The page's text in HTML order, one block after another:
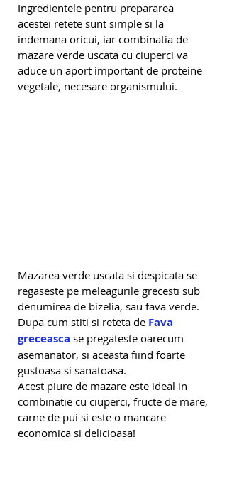
Ingredientele pentru prepararea
acestei retete sunt simple si la
indemana oricui, iar combinatia de
mazare verde uscata cu ciuperci va
aduce un aport important de proteine
vegetale, necesare organismului.
Mazarea verde uscata si despicata se
regaseste pe meleagurile grecesti sub
denumirea de bizelia, sau fava verde.
Dupa cum stiti si reteta de Fava
greceasca se pregateste oarecum
asemanator, si aceasta fiind foarte
gustoasa si sanatoasa.
Acest piure de mazare este ideal in
combinatie cu ciuperci, fructe de mare,
carne de pui si este o mancare
economica si delicioasa!